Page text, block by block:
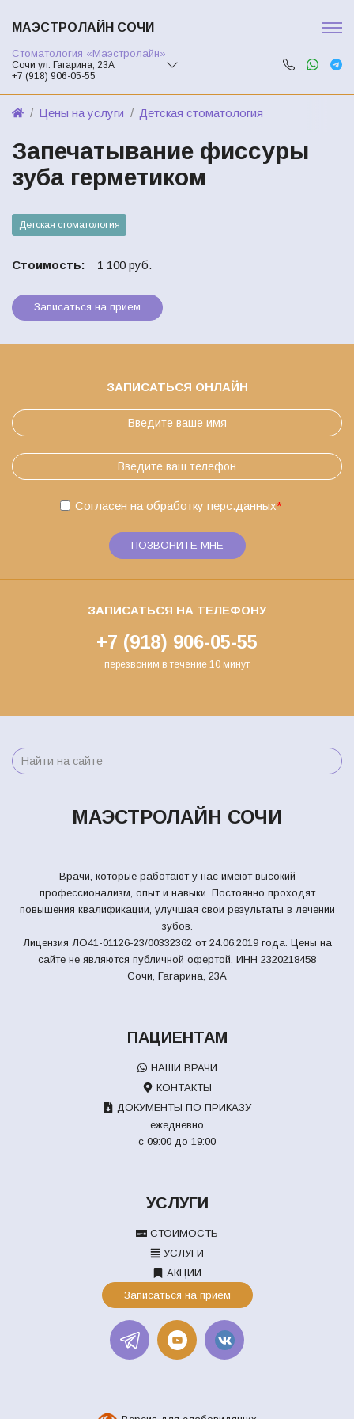
МАЭСТРОЛАЙН СОЧИ
Стоматология «Маэстролайн»
Сочи ул. Гагарина, 23А
+7 (918) 906-05-55
Цены на услуги Детская стоматология
Запечатывание фиссуры
зуба герметиком
Детская стоматология
Стоимость: 1 100 руб.
Записаться на прием
ЗАПИСАТЬСЯ ОНЛАЙН
Согласен на обработку перс.данных*
ПОЗВОНИТЕ МНЕ
ЗАПИСАТЬСЯ НА ТЕЛЕФОНУ
+7 (918) 906-05-55
перезвоним в течение 10 минут
МАЭСТРОЛАЙН СОЧИ
Врачи, которые работают у нас имеют высокий
профессионализм, опыт и навыки. Постоянно проходят
повышения квалификации, улучшая свои результаты в лечении
зубов.
Лицензия ЛО41-01126-23/00332362 от 24.06.2019 года. Цены на
сайте не являются публичной офертой. ИНН 2320218458
Сочи, Гагарина, 23А
ПАЦИЕНТАМ
НАШИ ВРАЧИ
КОНТАКТЫ
ДОКУМЕНТЫ ПО ПРИКАЗУ
ежедневно
с 09:00 до 19:00
УСЛУГИ
СТОИМОСТЬ
УСЛУГИ
АКЦИИ
Записаться на прием